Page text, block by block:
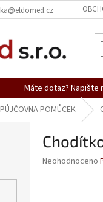
Máte dotaz? Napište
PŮJČOVNA POMŮCEK
Průměrné
Neohodnoceno